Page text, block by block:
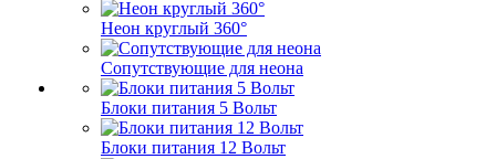
Неон круглый 360°
Сопутствующие для неона
Блоки питания 5 Вольт
Блоки питания 12 Вольт